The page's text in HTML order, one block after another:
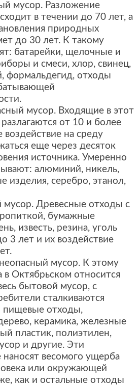
мусор. Разложение
в течении до 70 лет, а
природных
до 30 лет. К такому
батарейки, щелочные и
и смеси, хлор, свинец,
формальдегид, отходы
мусор. Входящие в этот
от 10 и более
воздействие на среду
еще через десяток
источника. Умеренно
алюминий, никель,
изделия, серебро, этанол,
мусор. Древесные отходы с
бумажные
известь, резина, уголь
3 лет и их воздействие
неопасный мусор. К этому
в Октябрьском относится
бытовой мусор, с
сталкиваются
пищевые отходы,
керамика, железные
пластик, полиэтилен,
и другие. Эти
весомого ущерба
или окружающей
как и остальные отходы